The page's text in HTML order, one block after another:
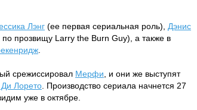
Лэнг (ее первая сериальная роль), Дэнис
прозвищу Larry the Burn Guy), а также в
срежиссировал Мерфи , и они же выступят
Лорето . Производство сериала начнется 27
уже в октябре.